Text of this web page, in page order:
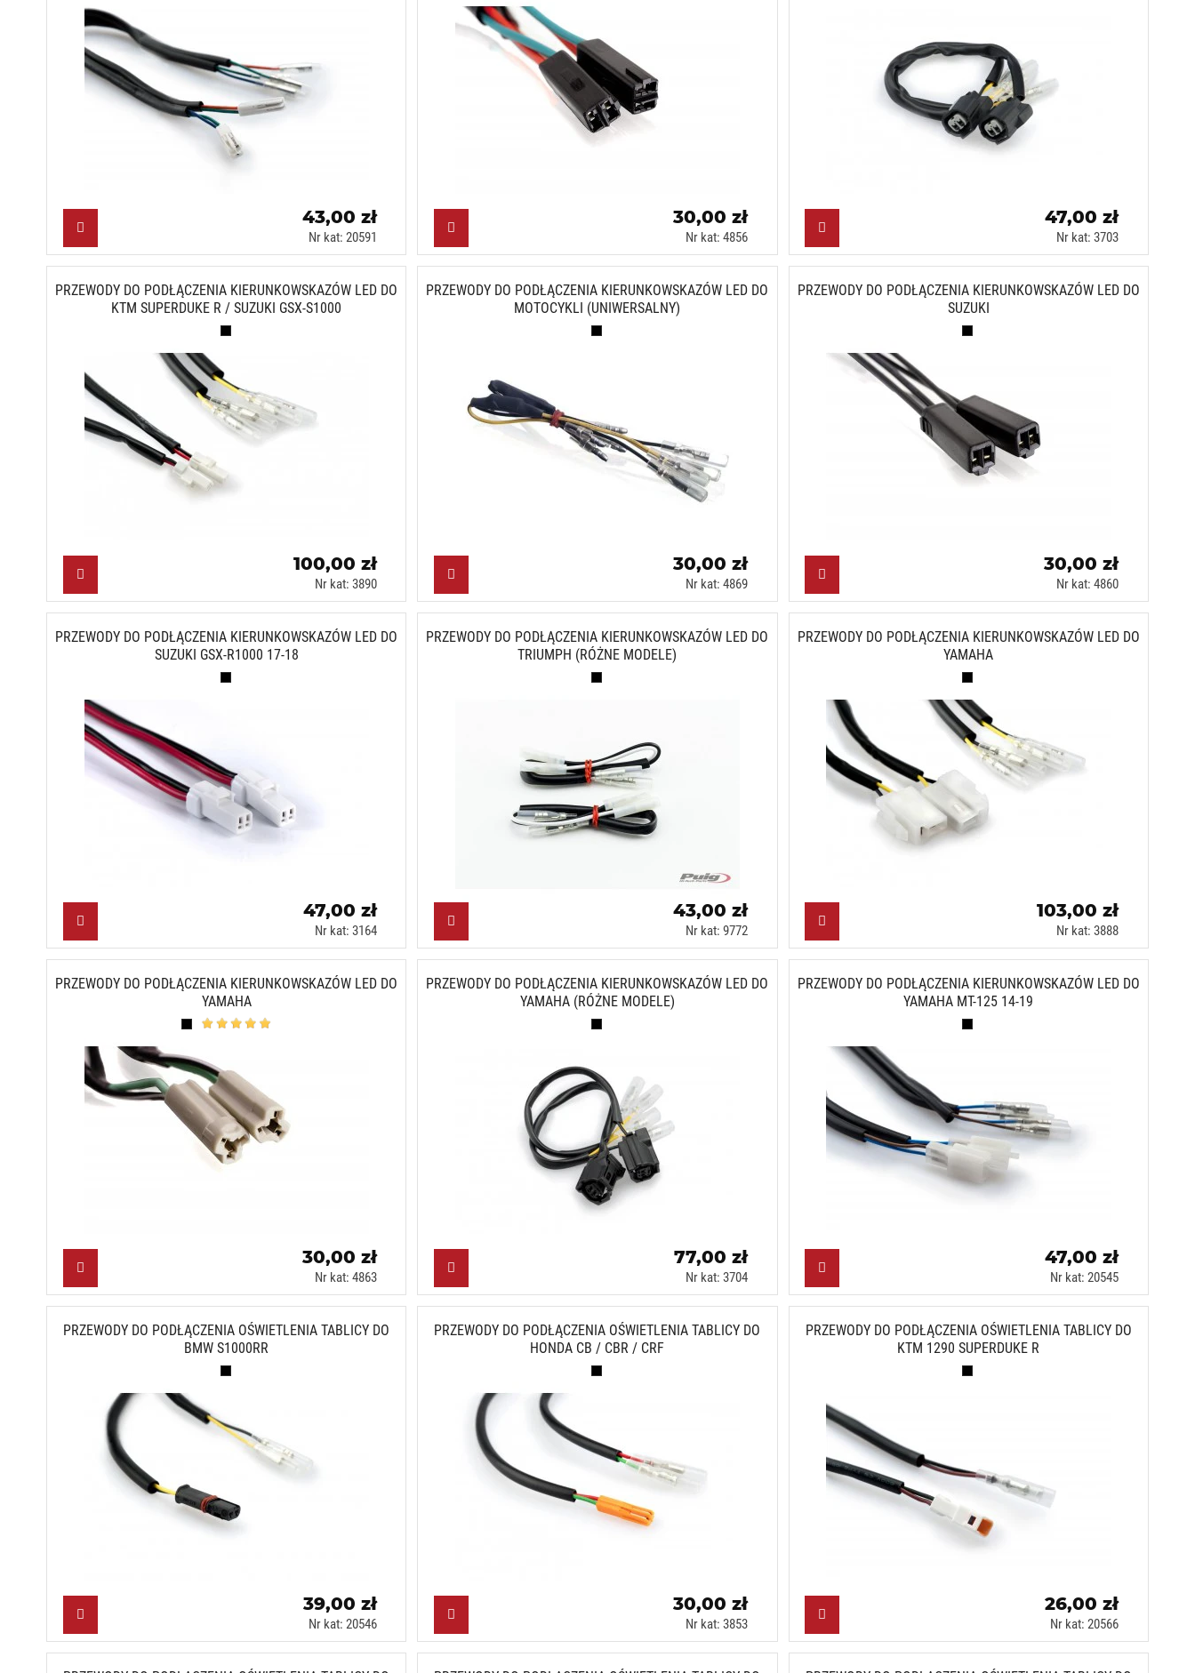
43,00 zł
Nr kat: 20591
30,00 zł
Nr kat: 4856
47,00 zł
Nr kat: 3703
PRZEWODY DO PODŁĄCZENIA KIERUNKOWSKAZÓW LED DO
KTM SUPERDUKE R / SUZUKI GSX-S1000
Czarny (N)
100,00 zł
Nr kat: 3890
PRZEWODY DO PODŁĄCZENIA KIERUNKOWSKAZÓW LED DO
MOTOCYKLI (UNIWERSALNY)
Czarny (N)
30,00 zł
Nr kat: 4869
PRZEWODY DO PODŁĄCZENIA KIERUNKOWSKAZÓW LED DO
SUZUKI
Czarny (N)
30,00 zł
Nr kat: 4860
PRZEWODY DO PODŁĄCZENIA KIERUNKOWSKAZÓW LED DO
SUZUKI GSX-R1000 17-18
Czarny (N)
47,00 zł
Nr kat: 3164
PRZEWODY DO PODŁĄCZENIA KIERUNKOWSKAZÓW LED DO
TRIUMPH (RÓŻNE MODELE)
Czarny (N)
43,00 zł
Nr kat: 9772
PRZEWODY DO PODŁĄCZENIA KIERUNKOWSKAZÓW LED DO
YAMAHA
Czarny (N)
103,00 zł
Nr kat: 3888
PRZEWODY DO PODŁĄCZENIA KIERUNKOWSKAZÓW LED DO
YAMAHA
Czarny (N)
30,00 zł
Nr kat: 4863
PRZEWODY DO PODŁĄCZENIA KIERUNKOWSKAZÓW LED DO
YAMAHA (RÓŻNE MODELE)
Czarny (N)
77,00 zł
Nr kat: 3704
PRZEWODY DO PODŁĄCZENIA KIERUNKOWSKAZÓW LED DO
YAMAHA MT-125 14-19
Czarny (N)
47,00 zł
Nr kat: 20545
PRZEWODY DO PODŁĄCZENIA OŚWIETLENIA TABLICY DO
BMW S1000RR
Czarny (N)
39,00 zł
Nr kat: 20546
PRZEWODY DO PODŁĄCZENIA OŚWIETLENIA TABLICY DO
HONDA CB / CBR / CRF
Czarny (N)
30,00 zł
Nr kat: 3853
PRZEWODY DO PODŁĄCZENIA OŚWIETLENIA TABLICY DO
KTM 1290 SUPERDUKE R
Czarny (N)
26,00 zł
Nr kat: 20566